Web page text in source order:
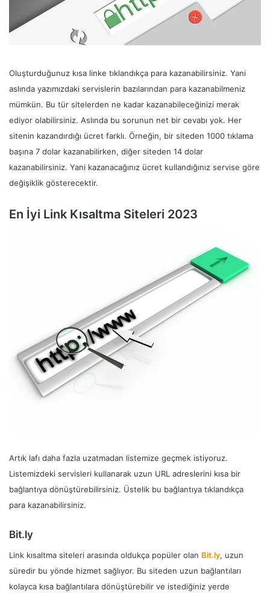
Oluşturduğunuz kısa linke tıklandıkça para kazanabilirsiniz. Yani
aslında yazımızdaki servislerin bazılarından para kazanabilmeniz
mümkün. Bu tür sitelerden ne kadar kazanabileceğinizi merak
ediyor olabilirsiniz. Aslında bu sorunun net bir cevabı yok. Her
sitenin kazandırdığı ücret farklı. Örneğin, bir siteden 1000 tıklama
başına 7 dolar kazanabilirken, diğer siteden 14 dolar
kazanabilirsiniz. Yani kazanacağınız ücret kullandığınız servise göre
değişiklik gösterecektir.
En İyi Link Kısaltma Siteleri 2023
Artık lafı daha fazla uzatmadan listemize geçmek istiyoruz.
Listemizdeki servisleri kullanarak uzun URL adreslerini kısa bir
bağlantıya dönüştürebilirsiniz. Üstelik bu bağlantıya tıklandıkça
para kazanabilirsiniz.
Bit.ly
Link kısaltma siteleri arasında oldukça popüler olan Bit.ly, uzun
süredir bu yönde hizmet sağlıyor. Bu siteden uzun bağlantıları
kolayca kısa bağlantılara dönüştürebilir ve istediğiniz yerde